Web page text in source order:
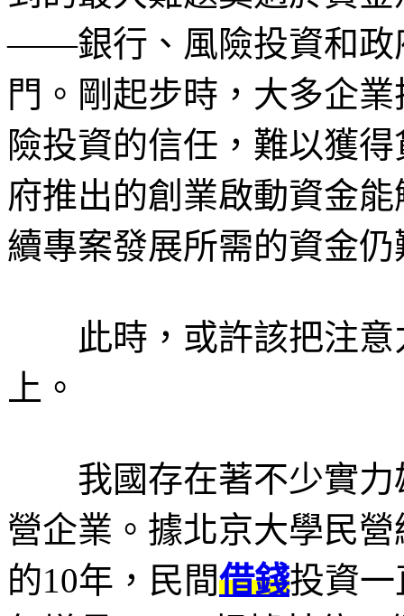
——銀行、風險投資和政
門。剛起步時，大多企
險投資的信任，難以獲
府推出的創業啟動資金
續專案發展所需的資金
此時，或許該把注意
上。
我國存在著不少實力
營企業。據北京大學民
的10年，民間借錢投資